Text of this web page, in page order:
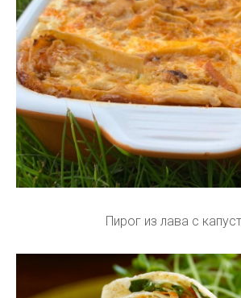
Пирог из лава с